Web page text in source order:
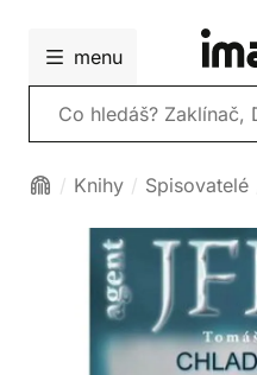
menu
Vyhledávání
Knihy Spisovatelé